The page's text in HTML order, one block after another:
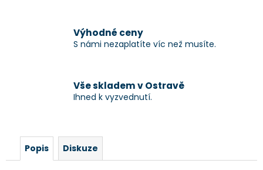
Výhodné ceny
S námi nezaplatíte víc než musíte.
Vše skladem v Ostravě
Ihned k vyzvednutí.
Popis Diskuze